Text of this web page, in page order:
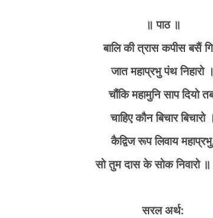
​॥ पाठ ॥
बालि की त्रास कपीस बसैं
जात महाप्रभु पंथ निहारो ।
चौंकि महामुनि साप दियो
चाहिए कौन बिचार बिचारो ।
कैद्विज रूप लिवाय
सो तुम दास के सोक निवारो
​सरल अर्थ: